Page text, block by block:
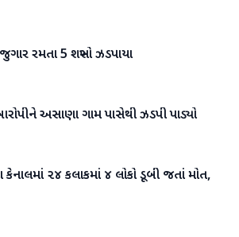
રમતા 5 શખ્સો ઝડપાયા
અસાણા ગામ પાસેથી ઝડપી પાડ્યો
કેનાલમાં ૨૪ કલાકમાં ૪ લોકો ડૂબી જતાં મોત,